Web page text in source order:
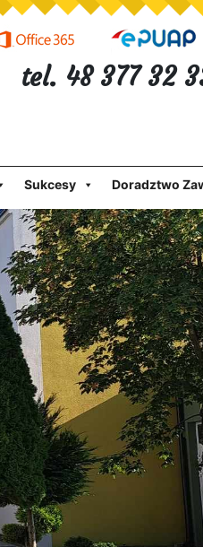
tel. 48 377 32
Sukcesy Doradztwo